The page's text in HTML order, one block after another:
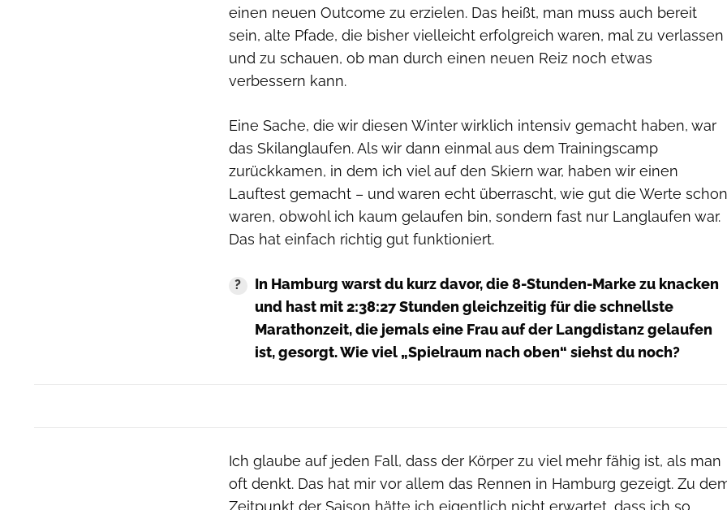
einen neuen Outcome zu erzielen. Das heißt, man muss auch bereit
sein, alte Pfade, die bisher vielleicht erfolgreich waren, mal zu verlassen
und zu schauen, ob man durch einen neuen Reiz noch etwas
verbessern kann.
Eine Sache, die wir diesen Winter wirklich intensiv gemacht haben, war
das Skilanglaufen. Als wir dann einmal aus dem Trainingscamp
zurückkamen, in dem ich viel auf den Skiern war, haben wir einen
Lauftest gemacht – und waren echt überrascht, wie gut die Werte schon
waren, obwohl ich kaum gelaufen bin, sondern fast nur Langlaufen war.
Das hat einfach richtig gut funktioniert.
In Hamburg warst du kurz davor, die 8-Stunden-Marke zu knacken
und hast mit2:38:27 Stunden gleichzeitig für die schnellste
Marathonzeit, die jemals eine Frau auf der Langdistanz gelaufen
ist, gesorgt.Wie viel „Spielraum nach oben“ siehst du noch?
Ich glaube auf jeden Fall, dass der Körper zu viel mehr fähig ist, als man
oft denkt. Das hat mir vor allem das Rennen in Hamburg gezeigt. Zu
Zeitpunkt der Saison hätte ich eigentlich nicht erwartet, dass ich so